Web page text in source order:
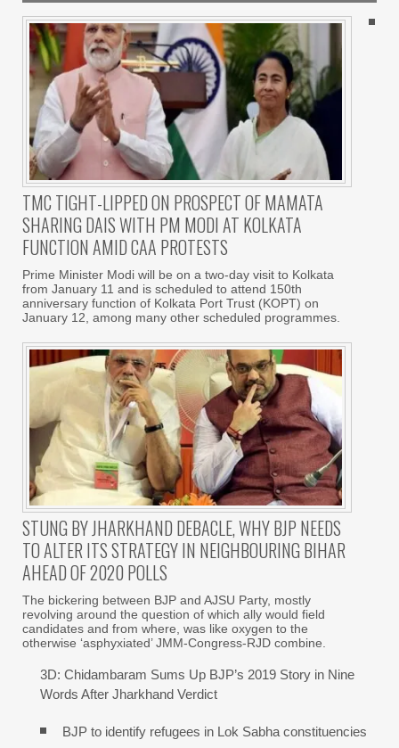
TMC TIGHT-LIPPED ON PROSPECT OF MAMATA
SHARING DAIS WITH PM MODI AT KOLKATA
FUNCTION AMID CAA PROTESTS
Prime Minister Modi will be on a two-day visit to Kolkata
from January 11 and is scheduled to attend 150th
anniversary function of Kolkata Port Trust (KOPT) on
January 12, among many other scheduled programmes.
STUNG BY JHARKHAND DEBACLE, WHY BJP NEEDS
TO ALTER ITS STRATEGY IN NEIGHBOURING BIHAR
AHEAD OF 2020 POLLS
The bickering between BJP and AJSU Party, mostly
revolving around the question of which ally would field
candidates and from where, was like oxygen to the
otherwise ‘asphyxiated’ JMM-Congress-RJD combine.
3D: Chidambaram Sums Up BJP’s 2019 Story in Nine
Words After Jharkhand Verdict
BJP to identify refugees in Lok Sabha constituencies